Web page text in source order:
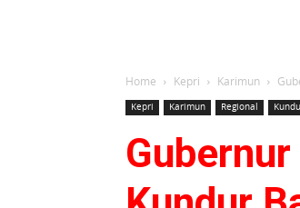
Home Kepri Karimun
Kepri Karimun Regional